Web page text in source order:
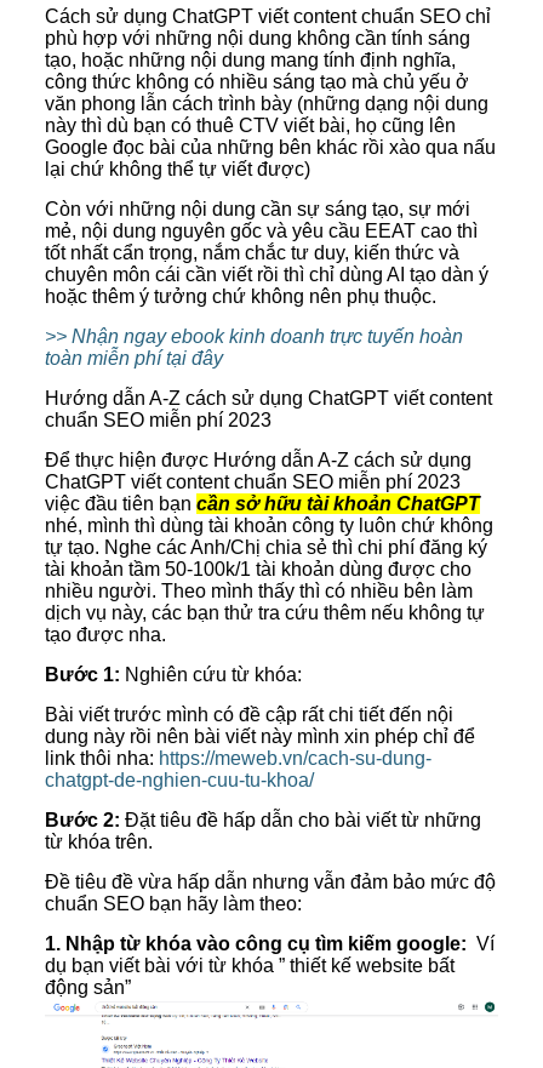
Cách sử dụng ChatGPT viết content chuẩn SEO chỉ
phù hợp với những nội dung không cần tính sáng
tạo, hoặc những nội dung mang tính định nghĩa,
công thức không có nhiều sáng tạo mà chủ yếu ở
văn phong lẫn cách trình bày (những dạng nội dung
này thì dù bạn có thuê CTV viết bài, họ cũng lên
Google đọc bài của những bên khác rồi xào qua nấu
lại chứ không thể tự viết được)
Còn với những nội dung cần sự sáng tạo, sự mới
mẻ, nội dung nguyên gốc và yêu cầu EEAT cao thì
tốt nhất cẩn trọng, nắm chắc tư duy, kiến thức và
chuyên môn cái cần viết rồi thì chỉ dùng AI tạo dàn ý
hoặc thêm ý tưởng chứ không nên phụ thuộc.
>> Nhận ngay ebook kinh doanh trực tuyến hoàn
toàn miễn phí tại đây
Hướng dẫn A-Z cách sử dụng ChatGPT viết content
chuẩn SEO miễn phí 2023
Để thực hiện được Hướng dẫn A-Z cách sử dụng
ChatGPT viết content chuẩn SEO miễn phí 2023
việc đầu tiên bạn cần sở hữu tài khoản ChatGPT
nhé, mình thì dùng tài khoản công ty luôn chứ không
tự tạo. Nghe các Anh/Chị chia sẻ thì chi phí đăng ký
tài khoản tầm 50-100k/1 tài khoản dùng được cho
nhiều người. Theo mình thấy thì có nhiều bên làm
dịch vụ này, các bạn thử tra cứu thêm nếu không tự
tạo được nha.
Bước 1: Nghiên cứu từ khóa:
Bài viết trước mình có đề cập rất chi tiết đến nội
dung này rồi nên bài viết này mình xin phép chỉ để
link thôi nha: https://meweb.vn/cach-su-dung-
chatgpt-de-nghien-cuu-tu-khoa/
Bước 2: Đặt tiêu đề hấp dẫn cho bài viết từ những
từ khóa trên.
Đề tiêu đề vừa hấp dẫn nhưng vẫn đảm bảo mức độ
chuẩn SEO bạn hãy làm theo:
1. Nhập từ khóa vào công cụ tìm kiếm google: Ví
dụ bạn viết bài với từ khóa ” thiết kế website bất
động sản”